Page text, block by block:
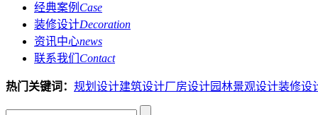
经典案例 Case
装修设计Decoration
资讯中心news
联系我们 Contact
热门关键词： 规划设计建筑设计厂房设计园林景观设计装修设